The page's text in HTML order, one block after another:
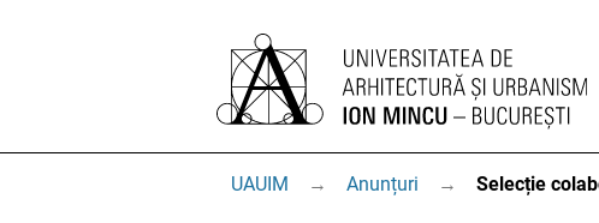
UAUIM → Anunțuri → Selecție